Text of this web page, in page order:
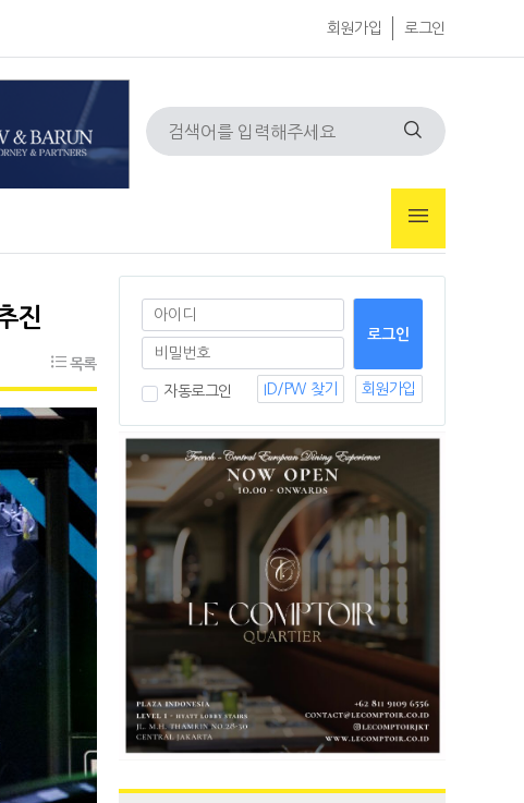
회원가입 로그인
진
목록
자동로그인 ID/PW 찾기 회원가입